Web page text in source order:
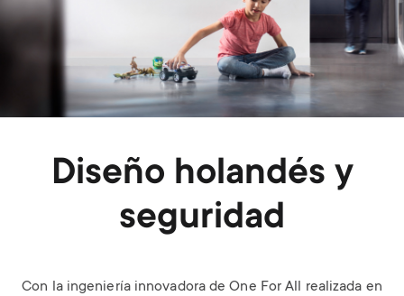
Diseño holandés y
seguridad
Con la ingeniería innovadora de One For All realizada en